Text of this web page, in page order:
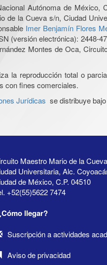
Autónoma de México,
de la Cueva s/n, Ciudad
Imer Benjamín Flores
(versión electrónica): 2448-
Montes de Oca,
la reproducción total o
con fines comerciales.
Jurídicas se distribuye
Maestro Mario de la
Universitaria, Alc.
de México, C.P. 04510
+52(55)5622 7474
llegar?
Suscripción a actividades
Aviso de privacidad